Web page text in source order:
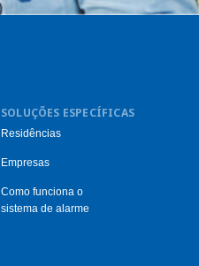
SOLUÇÕES ESPECÍFICAS
Residências
Empresas
Como funciona o
sistema de alarme